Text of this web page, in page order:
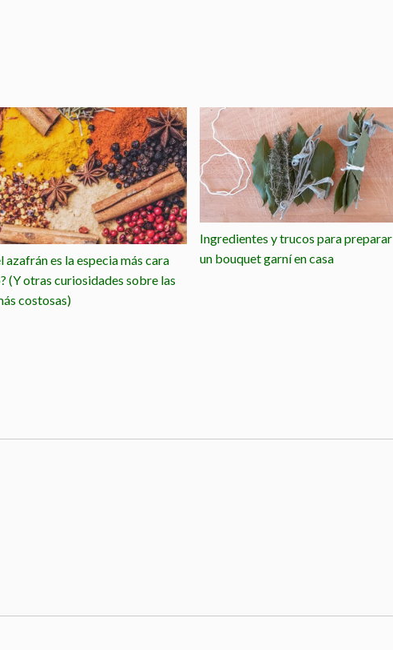
azafrán es la especia más cara
(Y otras curiosidades sobre las
costosas)
Ingredientes y trucos para preparar
un bouquet garní en casa